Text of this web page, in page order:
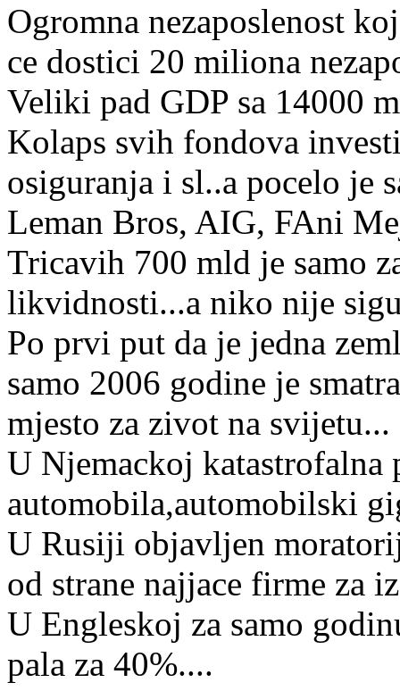
Ogromna nezaposlenost
ce dostici 20 miliona
Veliki pad GDP sa 14000
Kolaps svih fondova
osiguranja i sl..a pocelo je
Leman Bros, AIG, FAni
Tricavih 700 mld je samo
likvidnosti...a niko nije
Po prvi put da je jedna
samo 2006 godine je
mjesto za zivot na svijetu...
U Njemackoj katastrofalna
automobila,automobilski
U Rusiji objavljen
od strane najjace firme za
U Engleskoj za samo
pala za 40%....